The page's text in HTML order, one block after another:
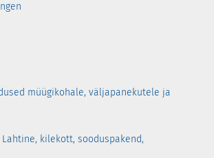
müügikohale, väljapanekutele ja
kilekott, sooduspakend,